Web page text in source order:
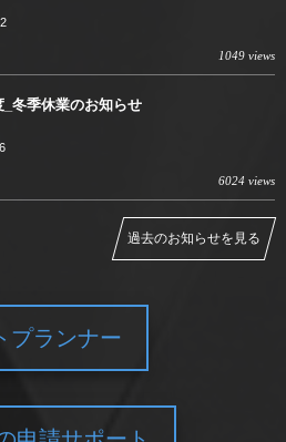
1049 views
_冬季休業のお知らせ
6024 views
過去のお知らせを見る
プランナー